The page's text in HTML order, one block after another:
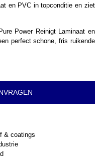
en PVC in topconditie en ziet
Power Reinigt Laminaat en
perfect schone, fris ruikende
& coatings